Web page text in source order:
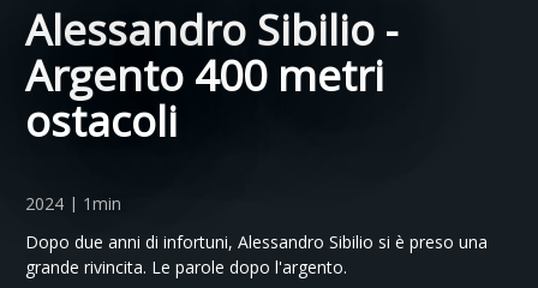
Alessandro Sibilio -
Argento 400 metri
ostacoli
2024 | 1min
Dopo due anni di infortuni, Alessandro Sibilio si è preso una
grande rivincita. Le parole dopo l'argento.